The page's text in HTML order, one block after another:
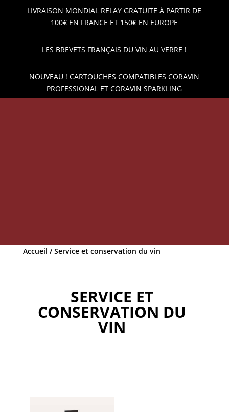
LIVRAISON MONDIAL RELAY GRATUITE À PARTIR DE
100€ EN FRANCE ET 150€ EN EUROPE
LES BREVETS FRANÇAIS DU VIN AU VERRE !
NOUVEAU ! CARTOUCHES COMPATIBLES CORAVIN
PROFESSIONAL ET CORAVIN SPARKLING
Accueil / Service et conservation du vin
SERVICE ET
CONSERVATION DU
VIN